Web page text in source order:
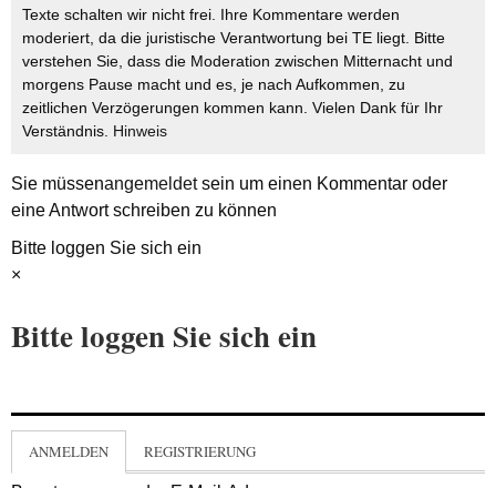
Texte schalten wir nicht frei. Ihre Kommentare werden
moderiert, da die juristische Verantwortung bei TE liegt. Bitte
verstehen Sie, dass die Moderation zwischen Mitternacht und
morgens Pause macht und es, je nach Aufkommen, zu
zeitlichen Verzögerungen kommen kann. Vielen Dank für Ihr
Verständnis. Hinweis
Sie müssenangemeldetsein um einen Kommentar oder
eine Antwort schreiben zu können
Bitte loggen Sie sich ein
×
Bitte loggen Sie sich ein
ANMELDEN REGISTRIERUNG